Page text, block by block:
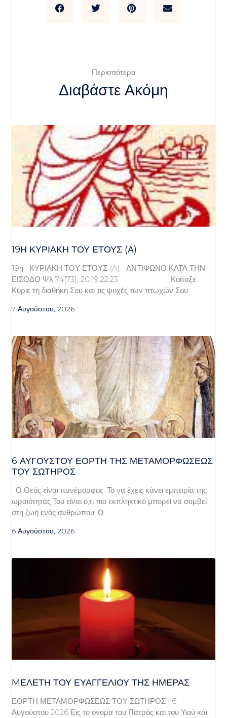
Περισσότερα
Διαβάστε Ακόμη
19Η ΚΥΡΙΑΚΉ ΤΟΥ ΈΤΟΥΣ (Α)
19η ΚΥΡΙΑΚΗ ΤΟΥ ΕΤΟΥΣ (A) ΑΝΤΙΦΩΝΟ ΚΑΤΑ ΤΗΝ
ΕΙΣΟΔΟ Ψλ 74[73], 20.19.22.23 Κοίταξε
Κύριε τη διαθήκη Σου και τις ψυχές των πτωχών Σου
7 Αυγούστου, 2026
6 ΑΥΓΟΥΣΤΟΥ ΕΟΡΤΗ ΤΗΣ ΜΕΤΑΜΟΡΦΩΣΕΩΣ
ΤΟΥ ΣΩΤΗΡΟΣ
Ο Θεός είναι πανέμορφος. Το να έχεις κάνει εμπειρία της
ωραιότητάς Του είναι ό,τι πιο εκπληκτικό μπορεί να συμβεί
στη ζωή ενός ανθρώπου. Ο
6 Αυγούστου, 2026
MΕΛΈΤΗ ΤΟΥ ΕΥΑΓΓΕΛΊΟΥ ΤΗΣ ΗΜΈΡΑΣ
ΕΟΡΤΗ ΜΕΤΑΜΟΡΦΩΣΕΩΣ ΤΟΥ ΣΩΤΗΡΟΣ 6
Αυγούστου 2026 Εις το όνομα του Πατρός και του Υιού και